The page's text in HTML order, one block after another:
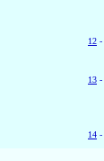
12 -
13 -
14 -